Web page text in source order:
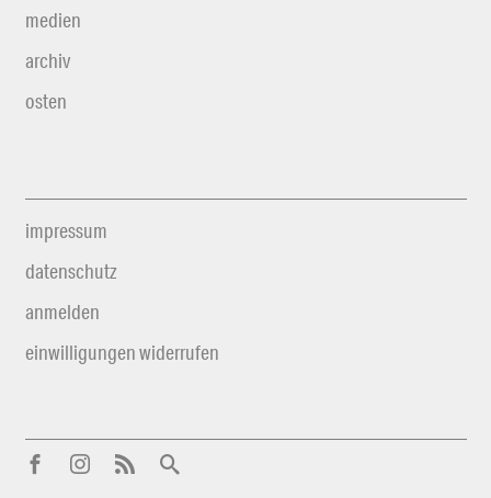
medien
archiv
osten
impressum
datenschutz
anmelden
einwilligungen widerrufen